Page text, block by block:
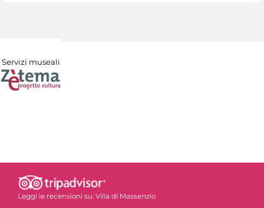
Servizi museali
Leggi le recensioni su: Villa di Massenzio